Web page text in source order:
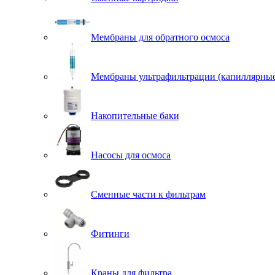
Мембраны для обратного осмоса
Мембраны ультрафильтрации
Накопительные баки
Насосы для осмоса
Сменные части к фильтрам
Фитинги
Краны для фильтра